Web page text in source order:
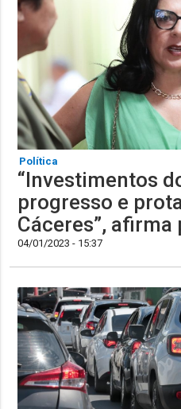
Política
“Investimentos
progresso e
Cáceres”,
04/01/2023 - 15:37